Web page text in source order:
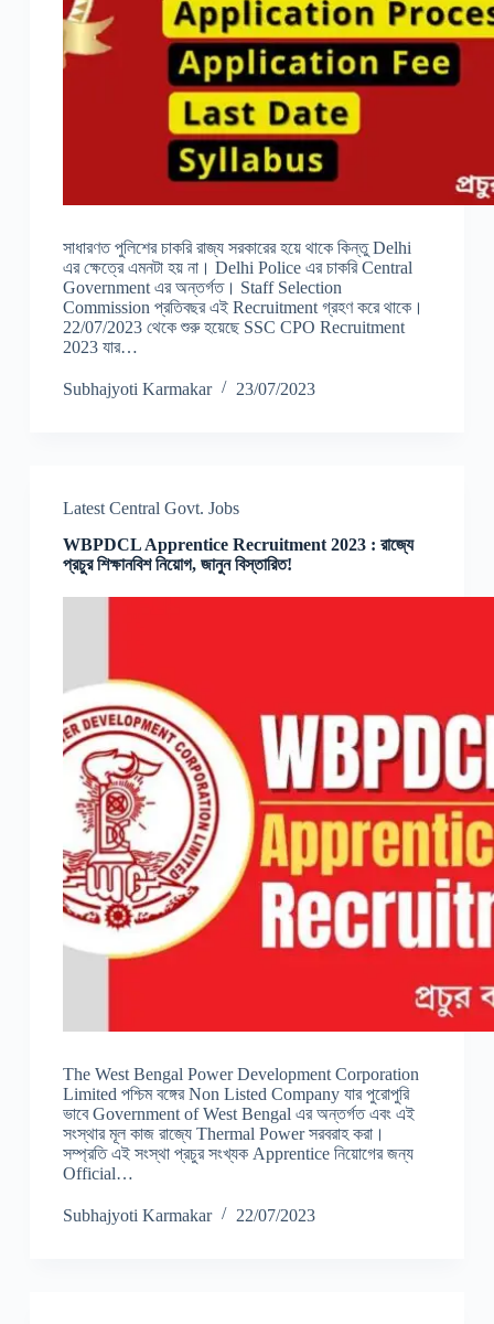
সাধারণত পুলিশের চাকরি রাজ্য সরকারের হয়ে থাকে কিন্তু Delhi
এর ক্ষেত্রে এমনটা হয় না। Delhi Police এর চাকরি Central
Government এর অন্তর্গত। Staff Selection
Commission প্রতিবছর এই Recruitment গ্রহণ করে থাকে।
22/07/2023 থেকে শুরু হয়েছে SSC CPO Recruitment
2023 যার…
Subhajyoti Karmakar 23/07/2023
Latest Central Govt. Jobs
WBPDCL Apprentice Recruitment 2023 : রাজ্যে
প্রচুর শিক্ষানবিশ নিয়োগ, জানুন বিস্তারিত!
The West Bengal Power Development Corporation
Limited পশ্চিম বঙ্গের Non Listed Company যার পুরোপুরি
ভাবে Government of West Bengal এর অন্তর্গত এবং এই
সংস্থার মূল কাজ রাজ্যে Thermal Power সরবরাহ করা।
সম্প্রতি এই সংস্থা প্রচুর সংখ্যক Apprentice নিয়োগের জন্য
Official…
Subhajyoti Karmakar 22/07/2023